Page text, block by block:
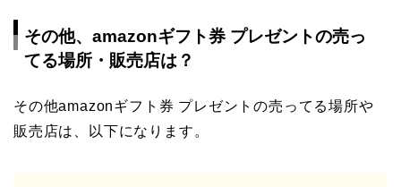
その他、amazonギフト券 プレゼントの売っ
てる場所・販売店は？
その他amazonギフト券 プレゼントの売ってる場所や
販売店は、以下になります。